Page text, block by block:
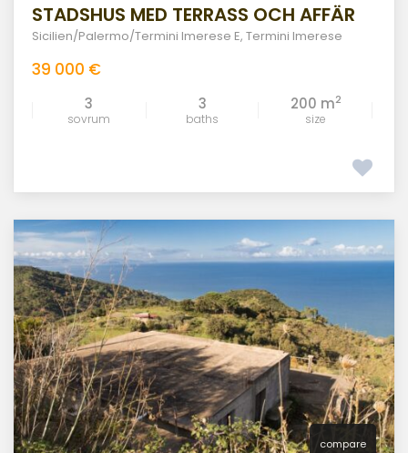
STADSHUS MED TERRASS OCH AFFÄR
Sicilien/Palermo/Termini Imerese E, Termini Imerese
39 000 €
3
sovrum
3
baths
200 m2
size
compare